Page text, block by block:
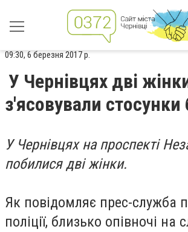
09:30, 6 березня 2017 р.
У Чернівцях дві
з'ясовували стосунки
У Чернівцях на проспекті
побилися дві жінки.
Як повідомляє прес-служба
поліції, близько опівночі на